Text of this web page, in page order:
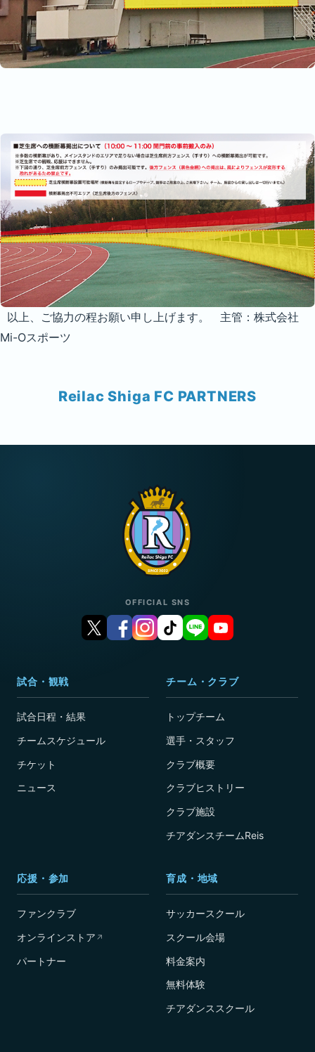
以上、ご協力の程お願い申し上げます。 主管：株式会社
Mi-Oスポーツ
Reilac Shiga FC PARTNERS
OFFICIAL SNS
試合・観戦
試合日程・結果
チームスケジュール
チケット
ニュース
チーム・クラブ
トップチーム
選手・スタッフ
クラブ概要
クラブヒストリー
クラブ施設
チアダンスチームReis
応援・参加
ファンクラブ
オンラインストア ↗
パートナー
育成・地域
サッカースクール
スクール会場
料金案内
無料体験
チアダンススクール